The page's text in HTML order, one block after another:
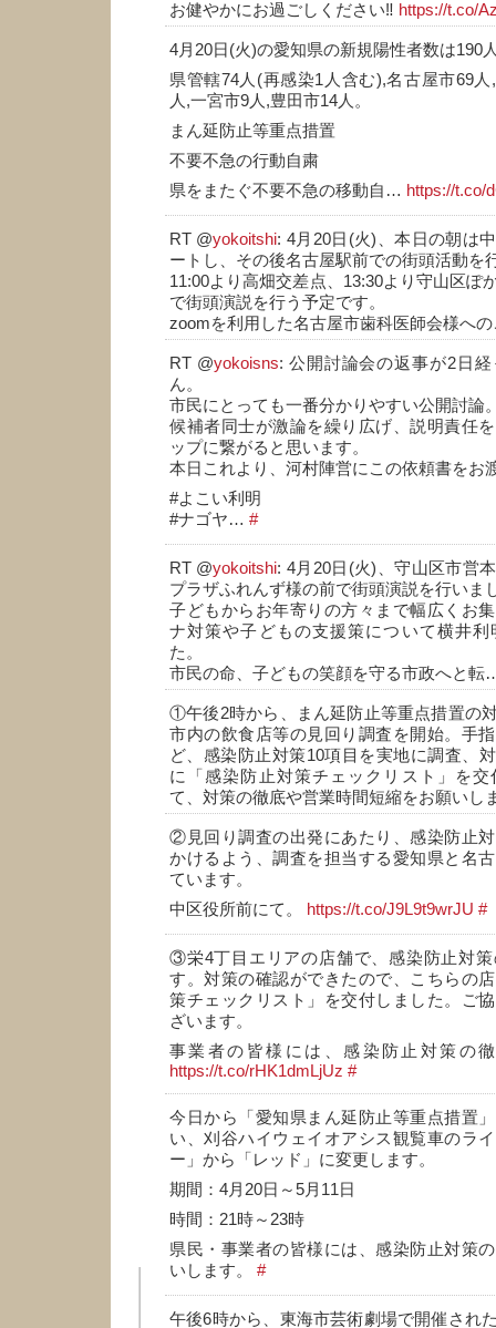
お健やかにお過ごしください‼️ https://t.co/
4月20日(火)の愛知県の新規陽性者数は190
県管轄74人(再感染1人含む),名古屋市69
人,一宮市9人,豊田市14人。
まん延防止等重点措置
不要不急の行動自粛
県をまたぐ不要不急の移動自… https://t.co/
RT @yokoitshi: 4月20日(火)、本日の朝は
ートし、その後名古屋駅前での街頭活動を
11:00より高畑交差点、13:30より守山区ぽ
で街頭演説を行う予定です。
zoomを利用した名古屋市歯科医師会様へ
RT @yokoisns: 公開討論会の返事が2日
ん。
市民にとっても一番分かりやすい公開討論
候補者同士が激論を繰り広げ、説明責任
ップに繋がると思います。
本日これより、河村陣営にこの依頼書をお
#よこい利明
#ナゴヤ… #
RT @yokoitshi: 4月20日(火)、守山区市営
プラザふれんず様の前で街頭演説を行いま
子どもからお年寄りの方々まで幅広くお
ナ対策や子どもの支援策について横井
た。
市民の命、子どもの笑顔を守る市政へと
①午後2時から、まん延防止等重点措置の
市内の飲食店等の見回り調査を開始。手
ど、感染防止対策10項目を実地に調査、
に「感染防止対策チェックリスト」を
て、対策の徹底や営業時間短縮をお願いし
②見回り調査の出発にあたり、感染防止
かけるよう、調査を担当する愛知県と名
ています。
中区役所前にて。
https://t.co/J9L9t9wrJU #
③栄4丁目エリアの店舗で、感染防止対
す。対策の確認ができたので、こちらの
策チェックリスト」を交付しました。ご
ざいます。
事業者の皆様には、感染防止対策の
https://t.co/rHK1dmLjUz #
今日から「愛知県まん延防止等重点措置
い、刈谷ハイウェイオアシス観覧車のラ
ー」から「レッド」に変更します。
期間：4月20日～5月11日
時間：21時～23時
県民・事業者の皆様には、感染防止対策
いします。 #
午後6時から、東海市芸術劇場で開催され